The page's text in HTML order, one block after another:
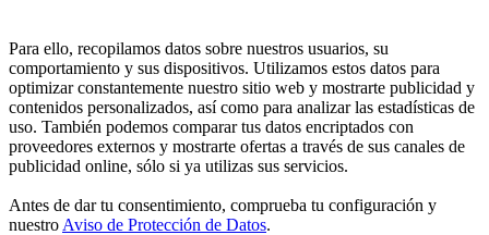
Para ello, recopilamos datos sobre nuestros usuarios, su
comportamiento y sus dispositivos. Utilizamos estos datos para
optimizar constantemente nuestro sitio web y mostrarte publicidad y
contenidos personalizados, así como para analizar las estadísticas de
uso. También podemos comparar tus datos encriptados con
proveedores externos y mostrarte ofertas a través de sus canales de
publicidad online, sólo si ya utilizas sus servicios.
Antes de dar tu consentimiento, comprueba tu configuración y
nuestro Aviso de Protección de Datos.